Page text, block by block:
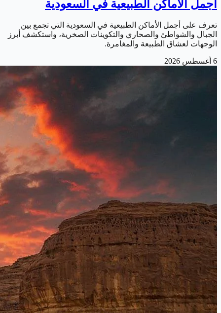
أجمل الأماكن الطبيعية في السعودية
تعرف على أجمل الأماكن الطبيعية في السعودية التي تجمع بين
الجبال والشواطئ والصحاري والتكوينات الصخرية، واستكشف أبرز
الوجهات لعشاق الطبيعة والمغامرة.
6 أغسطس 2026